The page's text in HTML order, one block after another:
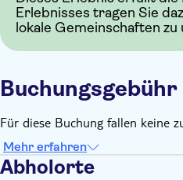
Erlebnisses tragen Sie
lokale Gemeinschaften
Buchungsgebühr
Für diese Buchung fallen keine
Mehr erfahren
Abholorte